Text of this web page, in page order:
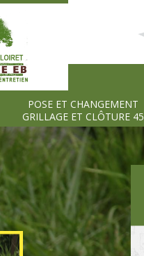
POSE ET CHANGEMENT
GRILLAGE ET CLÔTURE 45